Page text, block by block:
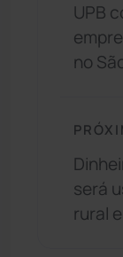
UPB
no
será
rural